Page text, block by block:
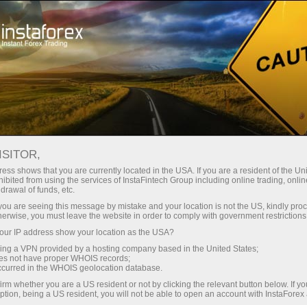
Трейдерам Форекс аналитика
Форекс ТВ
Форекс-видео новости
shows that you are currently located in the USA. If you are a resident of the
from using the services of InstaFintech Group including online trading,
of funds, etc.
are seeing this message by mistake and your location is not the US, kindly
you must leave the website in order to comply with government
IP address show your location as the USA?
a VPN provided by a hosting company based in the United States;
not have proper WHOIS records;
in the WHOIS geolocation database.
whether you are a US resident or not by clicking the relevant button below. If
being a US resident, you will not be able to open an account with InstaForex